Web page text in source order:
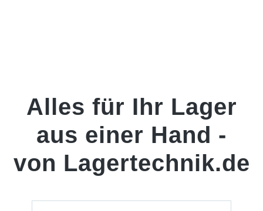
Alles für Ihr Lager
aus einer Hand -
von Lagertechnik.de